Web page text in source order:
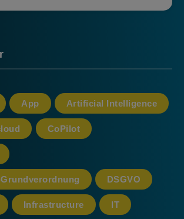
App Artificial Intelligence
CoPilot
DSGVO
Infrastructure IT